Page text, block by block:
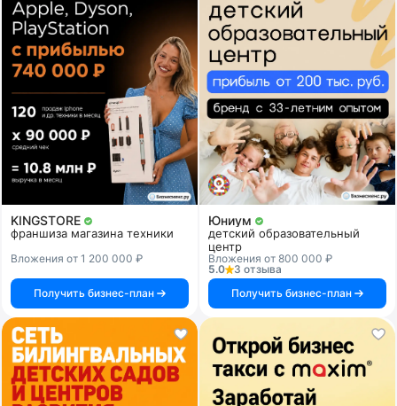
KINGSTORE
франшиза магазина техники
Вложения от 1 200 000 ₽
Получить бизнес-план
Юниум
детский образовательный
центр
Вложения от 800 000 ₽
5.0
3 отзыва
Получить бизнес-план